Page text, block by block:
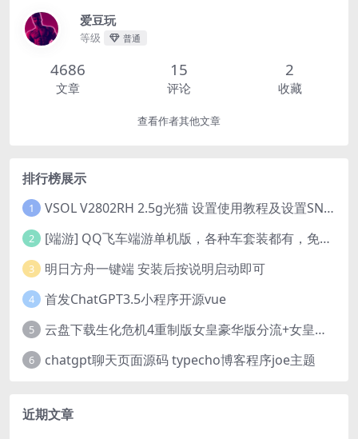
爱豆玩
等级 普通
4686
文章
15
评论
2
收藏
查看作者其他文章
排行榜展示
1 VSOL V2802RH 2.5g光猫 设置使用教程及设置SN教程-附带稳定固件使用手册等
2 [端游] QQ飞车端游单机版，各种车套装都有，免虚拟机
3 明日方舟一键端 安装后按说明启动即可
4 首发ChatGPT3.5小程序开源vue
5 云盘下载生化危机4重制版女皇豪华版分流+女皇学习补丁+修改器 解压即玩【阿里云盘】
6 chatgpt聊天页面源码 typecho博客程序joe主题
近期文章